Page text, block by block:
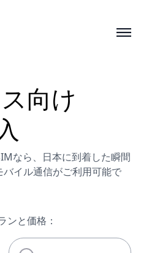
向け
なら、日本に到着した瞬間
イル通信がご利用可能で
ンと価格：